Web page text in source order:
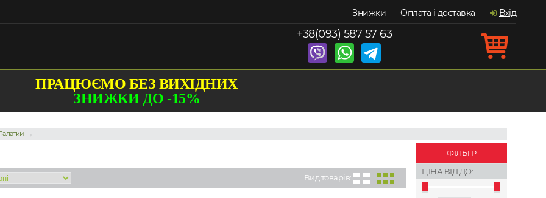
Знижки Оплата і доставка Вхід
+38(093) 587 57 63
ПРАЦЮЄМО БЕЗ ВИХІДНИХ
ЗНИЖКИ ДО -15%
→
ФІЛЬТР
ЦІНА ВІД ДО:
Вид товарів: